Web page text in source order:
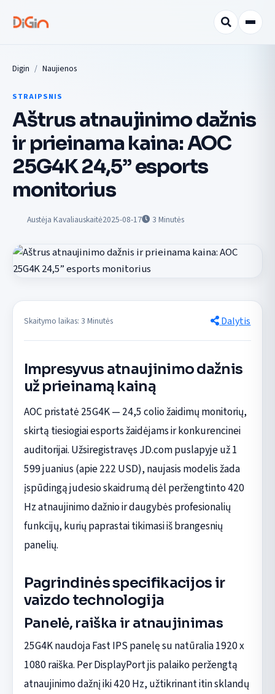
Digin Naujienos
STRAIPSNIS
Aštrus atnaujinimo dažnis
ir prieinama kaina: AOC
25G4K 24,5” esports
monitorius
Austėja Kavaliauskaitė2025-08-17 3 Minutės
Skaitymo laikas: 3 Minutės Dalytis
Impresyvus atnaujinimo dažnis
už prieinamą kainą
AOC pristatė 25G4K — 24,5 colio žaidimų monitorių,
skirtą tiesiogiai esports žaidėjams ir konkurencinei
auditorijai. Užsiregistravęs JD.com puslapyje už 1
599 juanius (apie 222 USD), naujasis modelis žada
įspūdingą judesio skaidrumą dėl peržengtinto 420
Hz atnaujinimo dažnio ir daugybės profesionalių
funkcijų, kurių paprastai tikimasi iš brangesnių
panelių.
Pagrindinės specifikacijos ir
vaizdo technologija
Panelė, raiška ir atnaujinimas
25G4K naudoja Fast IPS panelę su natūralia 1920 x
1080 raiška. Per DisplayPort jis palaiko peržengtą
atnaujinimo dažnį iki 420 Hz, užtikrinant itin sklandų